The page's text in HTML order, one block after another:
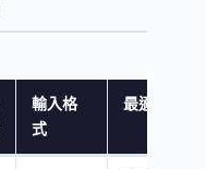
輸入格
式
最適合的場